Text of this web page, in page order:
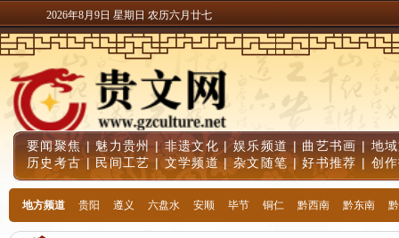
2026年8月9日 星期日 农历六月廿七
要闻聚焦| 魅力贵州|非遗文化 |娱乐频道 | 曲艺书画 | 地
历史考古 | 民间工艺 |文学频道|杂文随笔 |好书推荐 | 创
地方频道 贵阳 遵义 六盘水 安顺 毕节 铜仁 黔西南 黔东南